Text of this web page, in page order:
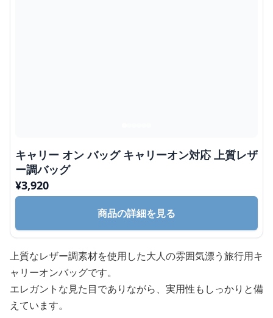
キャリー オン バッグ キャリーオン対応 上質レザ
ー調バッグ
¥3,920
商品の詳細を見る
上質なレザー調素材を使用した大人の雰囲気漂う旅行用キ
ャリーオンバッグです。
エレガントな見た目でありながら、実用性もしっかりと備
えています。